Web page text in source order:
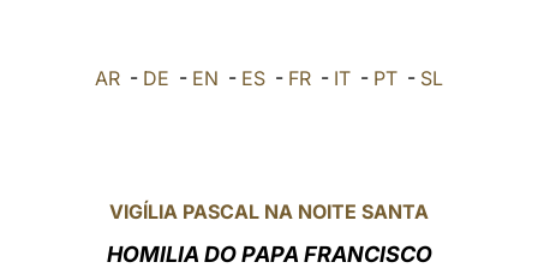
中文
AR - DE - EN - ES - FR - IT - PT - SL
VIGÍLIA PASCAL NA NOITE SANTA
HOMILIA DO PAPA FRANCISCO